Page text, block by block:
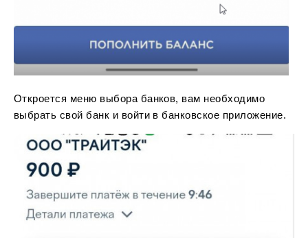
Откроется меню выбора банков, вам необходимо
выбрать свой банк и войти в банковское приложение.